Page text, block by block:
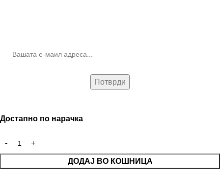
Достапно по нарачка
ДОДАЈ ВО КОШНИЦА